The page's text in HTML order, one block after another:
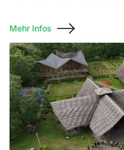
Mehr Infos